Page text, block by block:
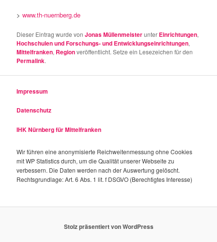
>www.th-nuernberg.de
Dieser Eintrag wurde vonJonas Müllenmeisterunter Einrichtungen,
Hochschulen und Forschungs- und Entwicklungseinrichtungen,
Mittelfranken, Regionveröffentlicht. Setze ein Lesezeichen für den
Permalink.
Impressum
Datenschutz
IHK Nürnberg für Mittelfranken
Wir führen eine anonymisierte Reichweitenmessung ohne Cookies
mit WP Statistics durch, um die Qualität unserer Webseite zu
verbessern. Die Daten werden nach der Auswertung gelöscht.
Rechtsgrundlage: Art. 6 Abs. 1 lit. f DSGVO (Berechtigtes Interesse)
Stolz präsentiert von WordPress